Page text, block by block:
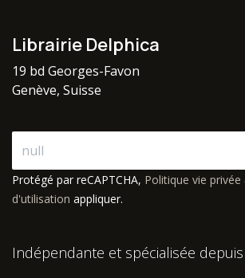
Librairie Delphica
19 bd Georges-Favon
Genève, Suisse
Protégé par reCAPTCHA, Politique vie privée
d'utilisation appliquer.
Indépendante et spécialisée depuis